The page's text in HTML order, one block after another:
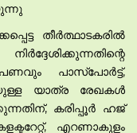
തീർത്ഥാടകരിൽ
പാസ്പോർട്ട്,
യാത്ര രേഖകൾ
കരിപ്പൂർ ഹജ്
എറണാകുളം